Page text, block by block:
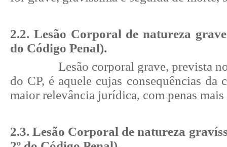
2.2. Lesão Corporal de natureza
do Código Penal).
Lesão corporal grave, prevista
do CP, é aquele cujas consequências da
maior relevância jurídica, com penas
2.3. Lesão Corporal de natureza